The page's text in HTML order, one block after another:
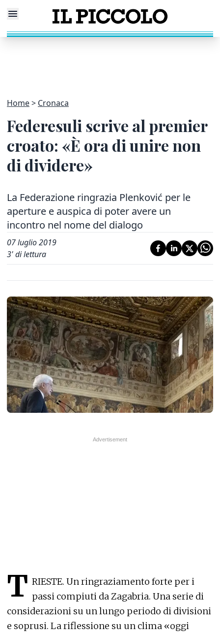
Home Cronaca
Federesuli scrive al premier
croato: «È ora di unire non
di dividere»
La Federazione ringrazia Plenković per le
aperture e auspica di poter avere un
incontro nel nome del dialogo
07 luglio 2019
3' di lettura
T RIESTE. Un ringraziamento forte per i
passi compiuti da Zagabria. Una serie di
considerazioni su un lungo periodo di divisioni
e soprusi. La riflessione su un clima «oggi